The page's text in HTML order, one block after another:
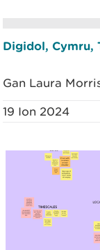
Digidol, Cymru,
Gan Laura
19 Ion 2024